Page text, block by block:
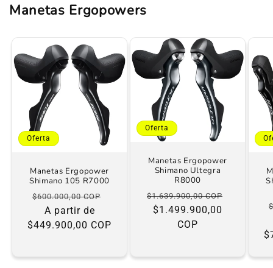
Manetas Ergopowers
Oferta
Manetas Ergopower
Shimano 105 R7000
Precio
habitual
$600.000,00 COP
oferta
A partir de
$449.900,00 COP
Oferta
Manetas Ergopower
Shimano Ultegra
R8000
Precio
habitual
$1.639.900,00 COP
$1.499.900,00
COP